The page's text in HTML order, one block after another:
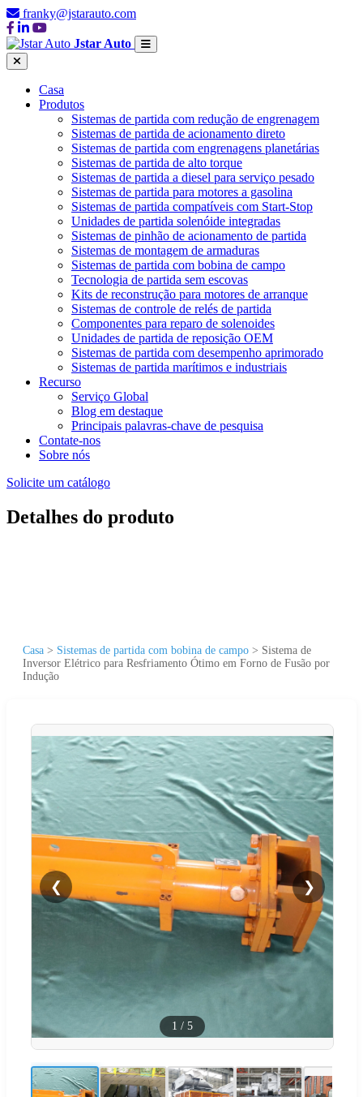
franky@jstarauto.com
Jstar Auto
Casa
Produtos
Sistemas de partida com redução de engrenagem
Sistemas de partida de acionamento direto
Sistemas de partida com engrenagens planetárias
Sistemas de partida de alto torque
Sistemas de partida a diesel para serviço pesado
Sistemas de partida para motores a gasolina
Sistemas de partida compatíveis com Start-Stop
Unidades de partida solenóide integradas
Sistemas de pinhão de acionamento de partida
Sistemas de montagem de armaduras
Sistemas de partida com bobina de campo
Tecnologia de partida sem escovas
Kits de reconstrução para motores de arranque
Sistemas de controle de relés de partida
Componentes para reparo de solenoides
Unidades de partida de reposição OEM
Sistemas de partida com desempenho aprimorado
Sistemas de partida marítimos e industriais
Recurso
Serviço Global
Blog em destaque
Principais palavras-chave de pesquisa
Contate-nos
Sobre nós
Solicite um catálogo
Detalhes do produto
Casa > Sistemas de partida com bobina de campo > Sistema de
Inversor Elétrico para Resfriamento Ótimo em Forno de Fusão por
Indução
❮ ❯
1 / 5